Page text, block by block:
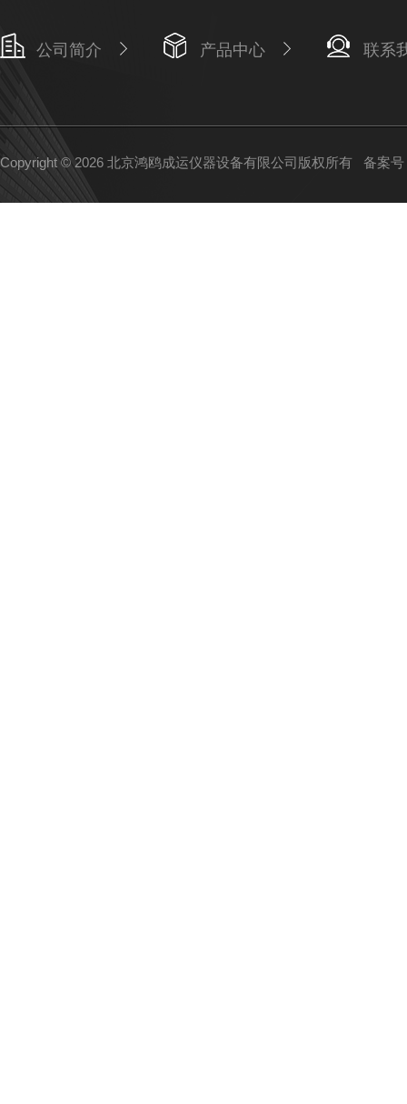
公司简介 产品中心 联系
Copyright © 2026 北京鸿鸥成运仪器设备有限公司版权所有 备案号